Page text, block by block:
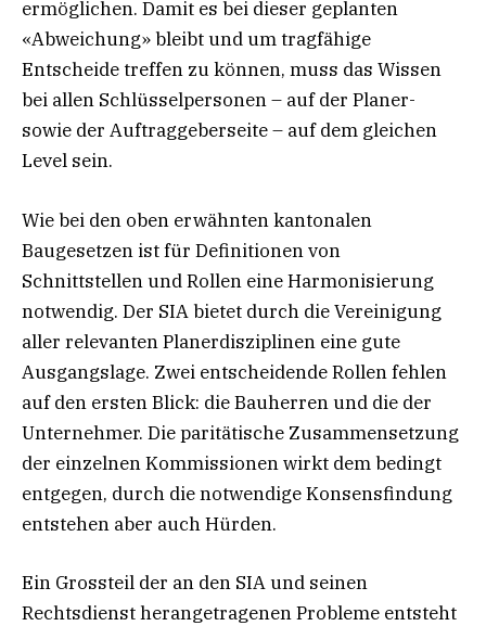
ermöglichen. Damit es bei dieser geplanten
«Abweichung» bleibt und um tragfähige
Entscheide treffen zu können, muss das Wissen
bei allen Schlüsselpersonen – auf der Planer-
sowie der Auftraggeberseite – auf dem gleichen
Level sein.
Wie bei den oben erwähnten kantonalen
Baugesetzen ist für Definitionen von
Schnittstellen und Rollen eine Harmonisierung
notwendig. Der SIA bietet durch die Vereinigung
aller relevanten Planerdisziplinen eine gute
Ausgangslage. Zwei entscheidende Rollen fehlen
auf den ersten Blick: die Bauherren und die der
Unternehmer. Die paritätische Zusammensetzung
der einzelnen Kommissionen wirkt dem bedingt
entgegen, durch die notwendige Konsensfindung
entstehen aber auch Hürden.
Ein Grossteil der an den SIA und seinen
Rechtsdienst herangetragenen Probleme entsteht